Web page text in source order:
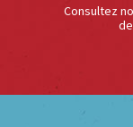
Consultez